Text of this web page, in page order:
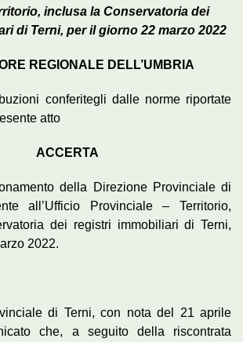
inclusa la Conservatoria dei
di Terni, per il giorno 22 marzo 2022
REGIONALE DELL’UMBRIA
conferitegli dalle norme riportate
atto
ACCERTA
della Direzione Provinciale di
all’Ufficio Provinciale – Territorio,
dei registri immobiliari di Terni,
2022.
di Terni, con nota del 21 aprile
che, a seguito della riscontrata